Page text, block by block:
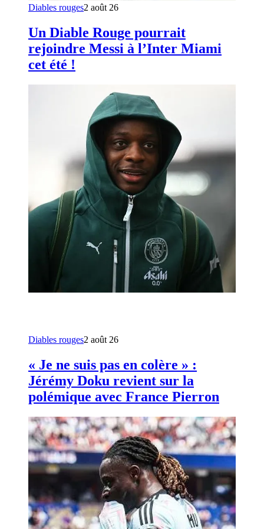
Diables rouges2 août 26
Un Diable Rouge pourrait
rejoindre Messi à l’Inter Miami
cet été !
Diables rouges2 août 26
« Je ne suis pas en colère » :
Jérémy Doku revient sur la
polémique avec France Pierron